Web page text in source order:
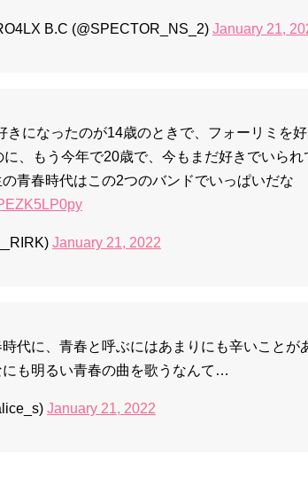
B.C (@SPECTOR_NS_2) January 21,
きになったのが14歳のときで、フォーリミを
に、もう今年で20歳で、今もまだ好きでいら
青春時代はこの2つのバンドでいっぱいだな
January 21, 2022
代に、青春と呼ぶにはあまりにも辛いことが
にも明るい青春の曲を歌うなんて…
January 21, 2022